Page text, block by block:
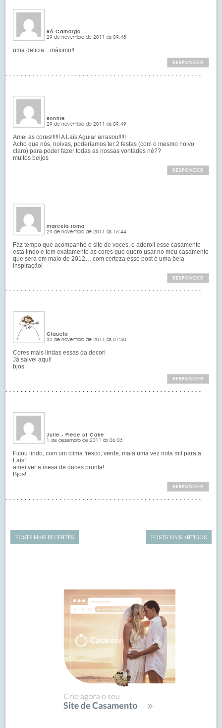
Rô Camargo
29 de novembro de 2011 às 09:48
uma delicia…máximo!!
RESPONDER
Bonnie
29 de novembro de 2011 às 09:49
Amei as cores!!!!!! A Laís Aguiar arrasou!!!!!
Acho que nós, noivas, poderíamos ter 2 festas (com o mesmo noivo
claro) para poder fazer todas as nossas vontades né??
muitos beijos
RESPONDER
marcela roma
29 de novembro de 2011 às 16:44
Faz tempo que acompanho o site de voces, e adoro!! esse casamento
esta lindo e tem exatamente as cores que quero usar no meu casamento
que sera em maio de 2012… com certeza esse post é uma bela
inspiração!
RESPONDER
Glaucia
30 de novembro de 2011 às 07:50
Cores mais lindas essas da decor!
Já salvei aqui!
bjos
RESPONDER
Julie - Piece of Cake
1 de dezembro de 2011 às 06:03
Ficou lindo, com um clima fresco, verde, maia uma vez nota mil para a
Lais!
amei ver a mesa de doces pronta!
Bjos!,
RESPONDER
POSTS MAIS RECENTES POSTS MAIS ANTIGOS
SIDEBAR